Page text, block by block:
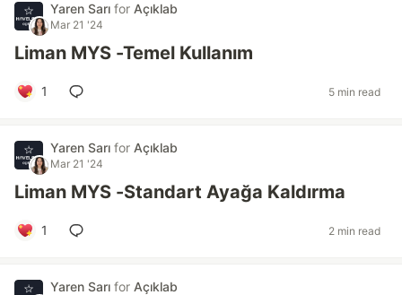
Yaren Sarı for Açıklab
Mar 21 '24
Liman MYS -Temel Kullanım
1 5 min read
Yaren Sarı for Açıklab
Mar 21 '24
Liman MYS -Standart Ayağa Kaldırma
1 2 min read
Yaren Sarı for Açıklab